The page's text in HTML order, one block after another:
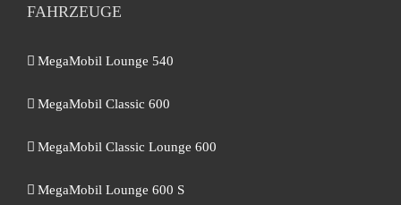
FAHRZEUGE
MegaMobil Lounge 540
MegaMobil Classic 600
MegaMobil Classic Lounge 600
MegaMobil Lounge 600 S